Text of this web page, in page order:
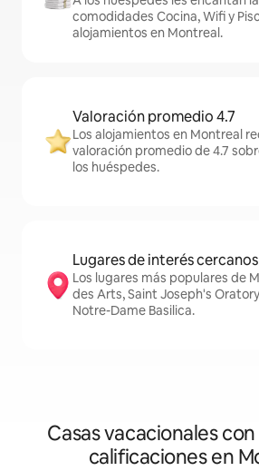
comodidades Cocina, Wifi y
alojamientos en Montreal.
Valoración promedio 4.7
Los alojamientos en Montreal
valoración promedio de 4.7
los huéspedes.
Lugares de interés cercanos
Los lugares más populares de
des Arts, Saint Joseph's
Notre-Dame Basilica.
Casas vacacionales
calificaciones en